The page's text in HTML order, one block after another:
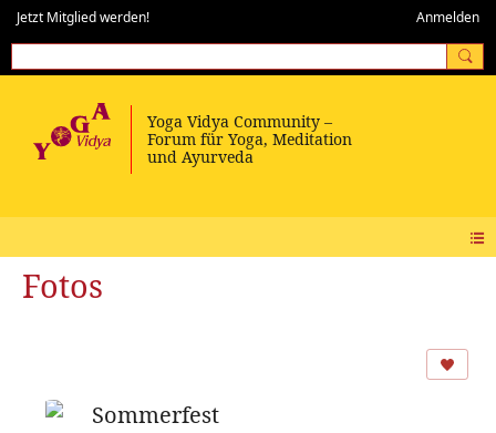
Jetzt Mitglied werden! Anmelden
Fotos
Sommerfest